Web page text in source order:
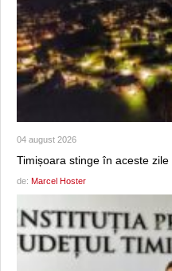
04 august 2026
Timișoara stinge în aceste
de: Marcel Hoster